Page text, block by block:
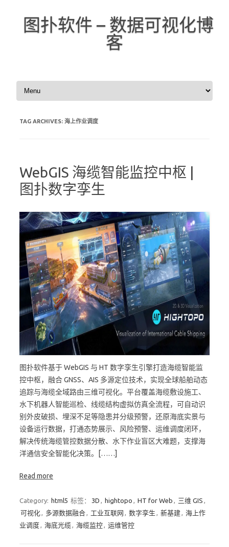
图扑软件 – 数据可视化博
客
Skip to content
TAG ARCHIVES: 海上作业调度
WebGIS 海缆智能监控中枢 |
图扑数字孪生
图扑软件基于 WebGIS 与 HT 数字孪生引擎打造海缆智能监
控中枢，融合 GNSS、AIS 多源定位技术，实现全球船舶动态
追踪与海缆全域路由三维可视化。平台覆盖海缆敷设施工、
水下机器人智能巡检、线缆结构虚拟仿真全流程，可自动识
别外皮破损、埋深不足等隐患并分级预警，还原海底实景与
设备运行数据，打通态势展示、风险预警、运维调度闭环，
解决传统海缆管控数据分散、水下作业盲区大难题，支撑海
洋通信安全智能化决策。[……]
Read more
Category: html5 标签： 3D , hightopo , HT for Web , 三维 GIS ,
可视化, 多源数据融合, 工业互联网 , 数字孪生 , 新基建, 海上作
业调度, 海底光缆, 海缆监控, 运维管控